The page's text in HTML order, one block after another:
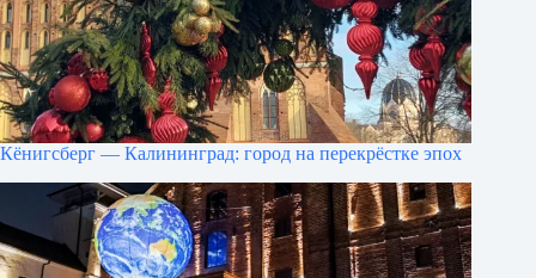
Кёнигсберг — Калининград: город на перекрёстке эпох